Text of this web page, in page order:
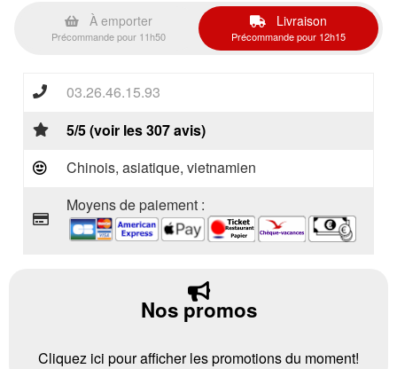
À emporter
Précommande pour 11h50
Livraison
Précommande pour 12h15
03.26.46.15.93
5/5 (voir les 307 avis)
Chinois, asiatique, vietnamien
Moyens de paiement :
Nos promos
Cliquez ici pour afficher les promotions du moment!